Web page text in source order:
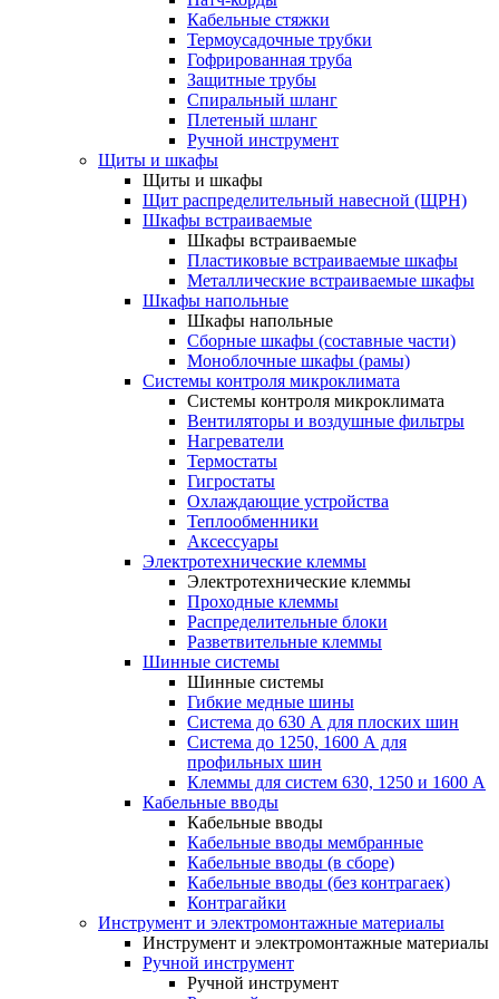
Кабельные стяжки
Термоусадочные трубки
Гофрированная труба
Защитные трубы
Спиральный шланг
Плетеный шланг
Ручной инструмент
Щиты и шкафы
Щиты и шкафы
Щит распределительный навесной (ЩРН)
Шкафы встраиваемые
Шкафы встраиваемые
Пластиковые встраиваемые шкафы
Металлические встраиваемые шкафы
Шкафы напольные
Шкафы напольные
Сборные шкафы (составные части)
Моноблочные шкафы (рамы)
Системы контроля микроклимата
Системы контроля микроклимата
Вентиляторы и воздушные фильтры
Нагреватели
Термостаты
Гигростаты
Охлаждающие устройства
Теплообменники
Аксессуары
Электротехнические клеммы
Электротехнические клеммы
Проходные клеммы
Распределительные блоки
Разветвительные клеммы
Шинные системы
Шинные системы
Гибкие медные шины
Система до 630 А для плоских шин
Система до 1250, 1600 А для
профильных шин
Клеммы для систем 630, 1250 и 1600 А
Кабельные вводы
Кабельные вводы
Кабельные вводы мембранные
Кабельные вводы (в сборе)
Кабельные вводы (без контрагаек)
Контрагайки
Инструмент и электромонтажные материалы
Инструмент и электромонтажные материалы
Ручной инструмент
Ручной инструмент